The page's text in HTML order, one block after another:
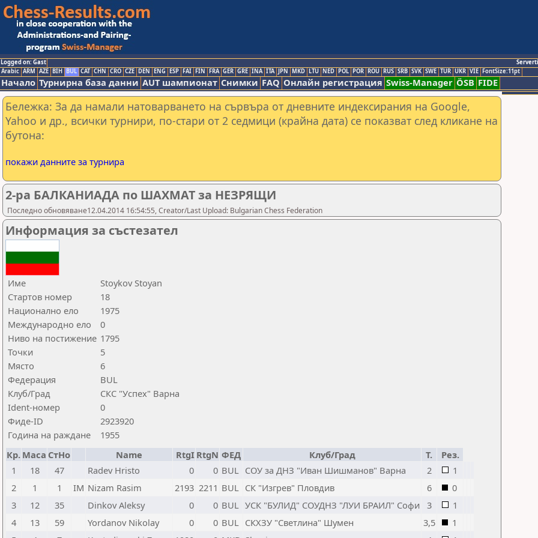
Logged on: Gast
Arabic ARM AZE BIH BUL CAT CHN CRO CZE DEN ENG ESP FAI FIN FRA GER GRE INA ITA JPN MKD LTU NED POL POR ROU RUS SRB SVK SWE TUR UKR VIE FontSize:11pt
Начало Турнирна база данни AUT шампионат Снимки FAQ Онлайн регистрация Swiss-Manager ÖSB FIDE
Бележка: За да намали натоварването на сървъра от дневните индексирания на Google,
Yahoo и др., всички турнири, по-стари от 2 седмици (крайна дата) се показват след кликане на
бутона:
покажи данните за турнира
2-ра БАЛКАНИАДА по ШАХМАТ за НЕЗРЯЩИ
Последно обновяване12.04.2014 16:54:55, Creator/Last Upload: Bulgarian Chess Federation
Информация за състезател
Име
Stoykov Stoyan
Стартов номер
18
Национално ело
1975
Международно ело
0
Ниво на постижение 1795
Точки
5
Място
6
Федерация
BUL
Клуб/Град
СКС "Успех" Варна
Ident-номер
0
Фиде-ID
2923920
Година на раждане
1955
Кр. Маса СтНо Name RtgI RtgN ФЕД Клуб/Град Т.
Рез.
1
18 47 Radev Hristo 0 0 BUL СОУ за ДНЗ "Иван Шишманов" Варна 2
1
2
1 1 IM Nizam Rasim 2193 2211 BUL СК "Изгрев" Пловдив 6
0
3
12 35 Dinkov Aleksy 0 0 BUL УСК "БУЛИД" СОУДНЗ "ЛУИ БРАИЛ" Софи 3
1
4
13 59 Yordanov Nikolay 0 0 BUL СКХЗУ "Светлина" Шумен 3,5
1